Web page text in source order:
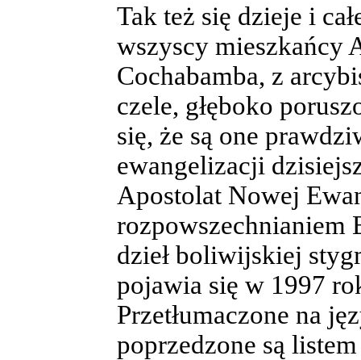
Tak też się dzieje i
wszyscy mieszkańcy
Cochabamba, z
czele, głęboko
się, że są one
ewangelizacji
Apostolat Nowej
rozpowszechnianiem
dzieł boliwijskiej
pojawia się w 1997
Przetłumaczone na
poprzedzone są